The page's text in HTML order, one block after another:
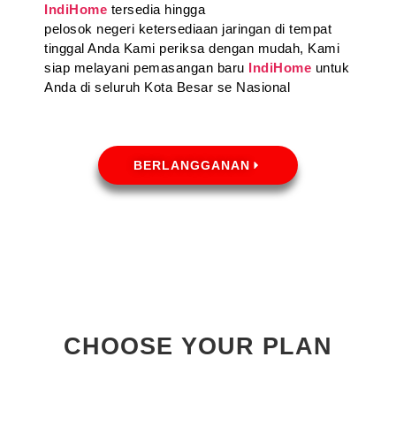
IndiHome tersedia hingga
pelosok negeri ketersediaan jaringan di tempat
tinggal Anda Kami periksa dengan mudah, Kami
siap melayani pemasangan baru IndiHome untuk
Anda di seluruh Kota Besar se Nasional
BERLANGGANAN
CHOOSE YOUR PLAN